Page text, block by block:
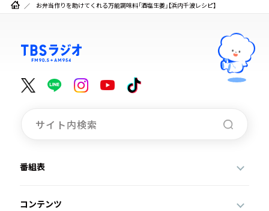
お弁当作りを助けてくれる万能調味料「酒塩生姜」【浜内千波レシピ】
番組表
コンテンツ